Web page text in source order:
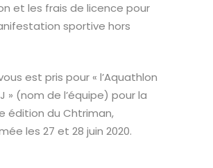
et les frais de licence pour
sportive hors
est pris pour « l’Aquathlon
» (nom de l’équipe) pour la
édition du Chtriman,
les 27 et 28 juin 2020.